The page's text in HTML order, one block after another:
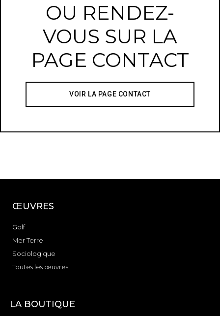
OU RENDEZ-
VOUS SUR LA
PAGE CONTACT
VOIR LA PAGE CONTACT
ŒUVRES
Golf
Mer Terre
Sociologique
Toutes les œuvres
LA BOUTIQUE